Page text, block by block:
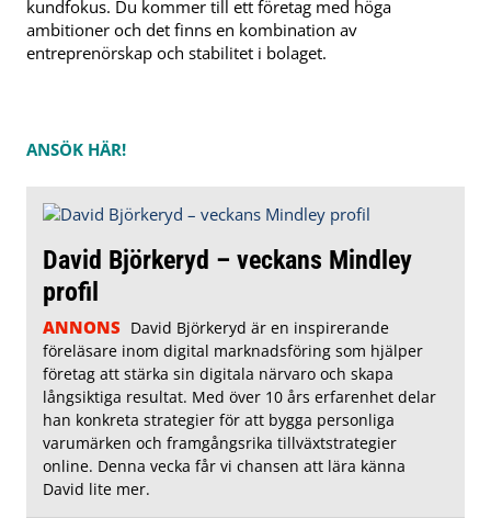
kundfokus. Du kommer till ett företag med höga
ambitioner och det finns en kombination av
entreprenörskap och stabilitet i bolaget.
ANSÖK HÄR!
David Björkeryd – veckans Mindley
profil
ANNONS David Björkeryd är en inspirerande
föreläsare inom digital marknadsföring som hjälper
företag att stärka sin digitala närvaro och skapa
långsiktiga resultat. Med över 10 års erfarenhet delar
han konkreta strategier för att bygga personliga
varumärken och framgångsrika tillväxtstrategier
online. Denna vecka får vi chansen att lära känna
David lite mer.